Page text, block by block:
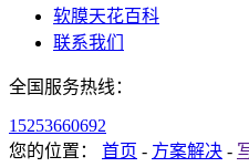
软膜天花百科
联系我们
全国服务热线：
15253660692
您的位置： 首页 - 方案解决 -